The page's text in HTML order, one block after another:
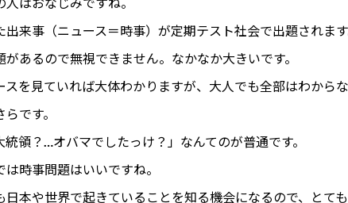
出来事（ニュース＝時事）が定期テスト社会で出題されます
があるので無視できません。なかなか大きいです。
スを見ていれば大体わかりますが、大人でも全部はわから
です。
統領？…オバマでしたっけ？」なんてのが普通です。
時事問題はいいですね。
日本や世界で起きていることを知る機会になるので、とても